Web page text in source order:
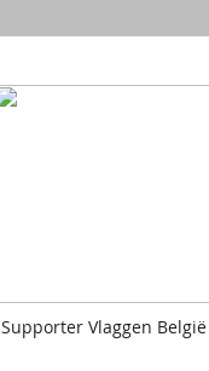
Supporter Vlaggen België